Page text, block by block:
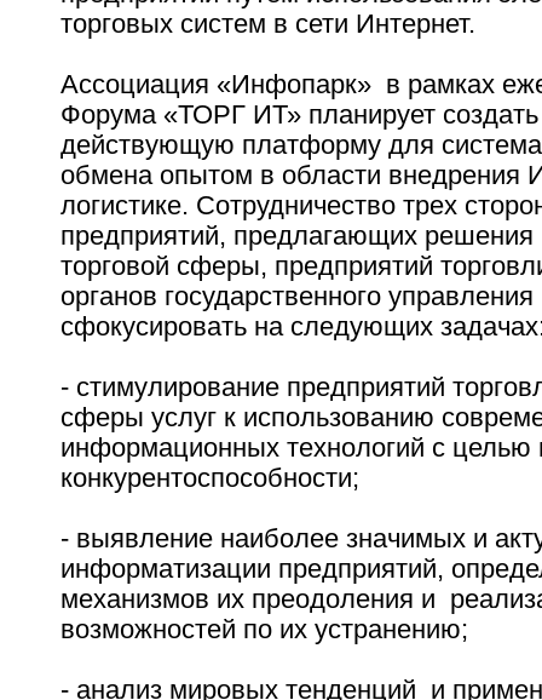
торговых систем в сети Интернет.
Ассоциация «Инфопарк» в рамках
Форума «ТОРГ ИТ» планирует создать
действующую платформу для
обмена опытом в области внедрения
логистике. Сотрудничество трех
предприятий, предлагающих решения
торговой сферы, предприятий
органов государственного
сфокусировать на следующих
- стимулирование предприятий
сферы услуг к использованию
информационных технологий с
конкурентоспособности;
- выявление наиболее значимых и
информатизации предприятий,
механизмов их преодоления и
возможностей по их устранению;
- анализ мировых тенденций и